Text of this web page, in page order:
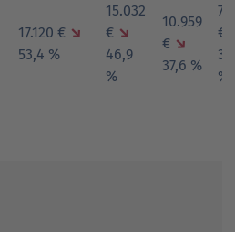
17.120 € ↘
53,4 %
15.032
€ ↘
46,9
%
10.959
€ ↘
37,6 %
€
%